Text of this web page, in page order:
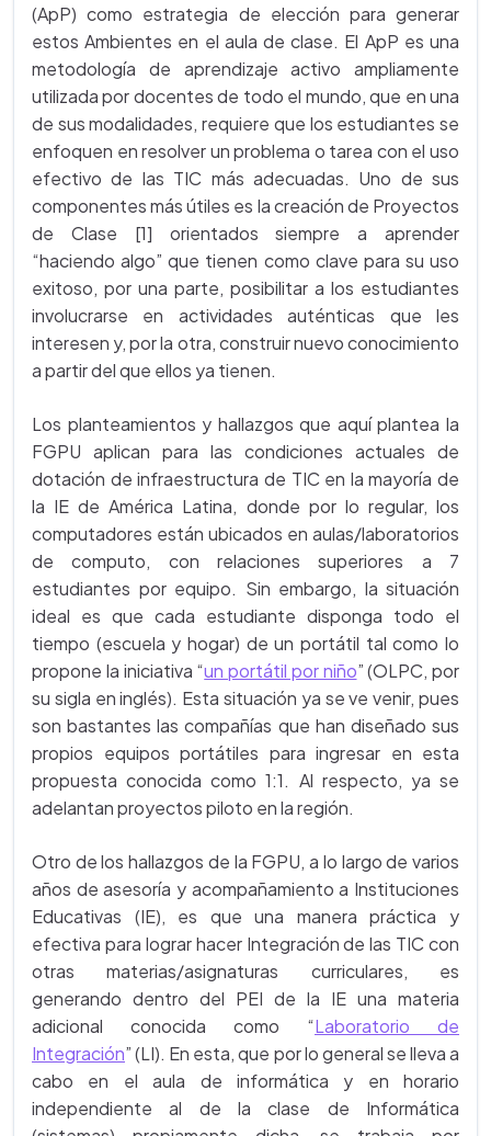
(ApP) como estrategia de elección para generar
estos Ambientes en el aula de clase. El ApP es una
metodología de aprendizaje activo ampliamente
utilizada por docentes de todo el mundo, que en una
de sus modalidades, requiere que los estudiantes se
enfoquen en resolver un problema o tarea con el uso
efectivo de las TIC más adecuadas. Uno de sus
componentes más útiles es la creación de Proyectos
de Clase [1] orientados siempre a aprender
“haciendo algo” que tienen como clave para su uso
exitoso, por una parte, posibilitar a los estudiantes
involucrarse en actividades auténticas que les
interesen y, por la otra, construir nuevo conocimiento
a partir del que ellos ya tienen.
Los planteamientos y hallazgos que aquí plantea la
FGPU aplican para las condiciones actuales de
dotación de infraestructura de TIC en la mayoría de
la IE de América Latina, donde por lo regular, los
computadores están ubicados en aulas/laboratorios
de computo, con relaciones superiores a 7
estudiantes por equipo. Sin embargo, la situación
ideal es que cada estudiante disponga todo el
tiempo (escuela y hogar) de un portátil tal como lo
propone la iniciativa “un portátil por niño” (OLPC, por
su sigla en inglés). Esta situación ya se ve venir, pues
son bastantes las compañías que han diseñado sus
propios equipos portátiles para ingresar en esta
propuesta conocida como 1:1. Al respecto, ya se
adelantan proyectos piloto en la región.
Otro de los hallazgos de la FGPU, a lo largo de varios
años de asesoría y acompañamiento a Instituciones
Educativas (IE), es que una manera práctica y
efectiva para lograr hacer Integración de las TIC con
otras materias/asignaturas curriculares, es
generando dentro del PEI de la IE una materia
adicional conocida como “Laboratorio de
Integración” (LI). En esta, que por lo general se lleva a
cabo en el aula de informática y en horario
independiente al de la clase de Informática